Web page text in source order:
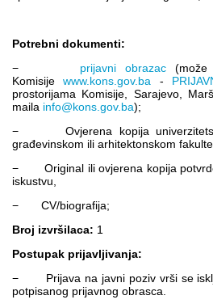
Potrebni dokumenti:
− prijavni obrazac(može
Komisijewww.kons.gov.ba -
prostorijama Komisije, Sarajevo,
maila info@kons.gov.ba);
− Ovjerena kopija
građevinskom ili arhitektonskom
− Original ili ovjerena kopija
iskustvu,
− CV/biografija;
Broj izvršilaca: 1
Postupak prijavljivanja:
− Prijava na javni poziv vrši se
potpisanog prijavnog obrasca.